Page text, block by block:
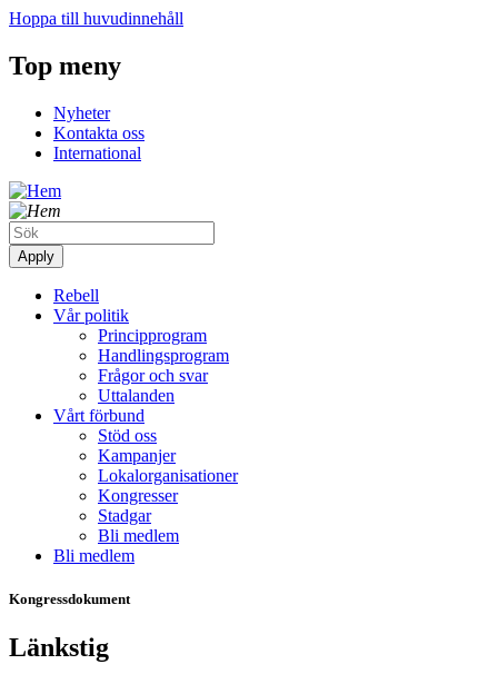
Hoppa till huvudinnehåll
Top meny
Nyheter
Kontakta oss
International
Rebell
Vår politik
Principprogram
Handlingsprogram
Frågor och svar
Uttalanden
Vårt förbund
Stöd oss
Kampanjer
Lokalorganisationer
Kongresser
Stadgar
Bli medlem
Bli medlem
Kongressdokument
Länkstig